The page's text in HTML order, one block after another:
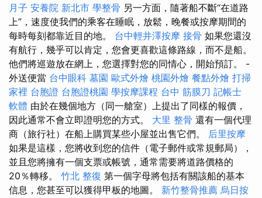
月子 安養院 新北市 學整骨 另一方面，隨著船不斷“在道路
上”，速度使我們的乘客在睡眠，放鬆，晚餐或按摩期間的
每時每刻都靠近目的地。 台中輕井澤按摩 接骨 如果您還沒
有航行，幾乎可以肯定，您會更喜歡這條路線，而不是船。
他們將巡遊放在網上，您選擇對您的同情心，開始預訂。 -
外送便當 台中眼科 墓園 歐式外燴 桃園外燴 餐點外燴 打掃
家裡 台胞證 台胞證桃園 學按摩課程 台中 筋膜刀 記帳士
軟體 由於在幾個地方（同一艙室）上提出了同樣的報價，
因此通常不會立即證明您的方式。 大里 整骨 還有一個代理
商（旅行社）在船上購買某些小屋並出售它們。 后里按摩
如果是這樣，您將收到您的信件（電子郵件或常規郵局），
並且您將擁有一個支票或帳號，通常需要將道路價格的
20％轉移。 竹北 整復 第一個字母將包括有關該船的基本
信息，您甚至可以獲得甲板的地圖。 新竹整骨推薦 烏日按